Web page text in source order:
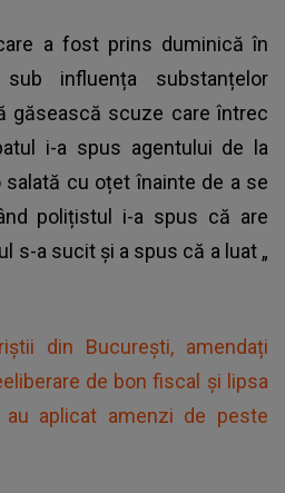
a fost prins duminică în
influența substanțelor
găsească scuze care întrec
i-a spus agentului de la
cu oțet înainte de a se
polițistul i-a spus că are
s-a sucit și a spus că a luat „
din București, amendați
de bon fiscal și lipsa
aplicat amenzi de peste